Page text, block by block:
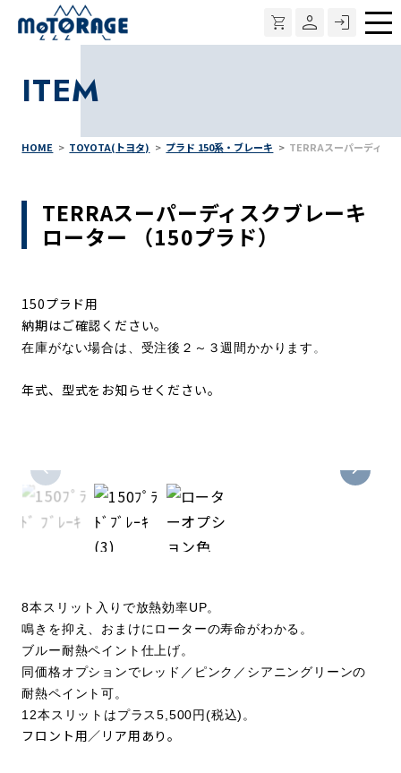
ITEM
HOME TOYOTA(トヨタ) プラド 150系・ブレーキ TERRAスーパーディス
TERRAスーパーディスクブレーキ
ローター （150プラド）
150プラド用
納期はご確認ください。
在庫がない場合は、受注後２～３週間かかります 。
年式、型式をお知らせください。
8本スリット入りで放熱効率UP。
鳴きを抑え、おまけにローターの寿命がわかる。
ブルー耐熱ペイント仕上げ。
同価格オプションでレッド／ピンク／シアニングリーンの
耐熱ペイント可。
12本スリットはプラス5,500円(税込)。
フロント用／リア用あり。
メ